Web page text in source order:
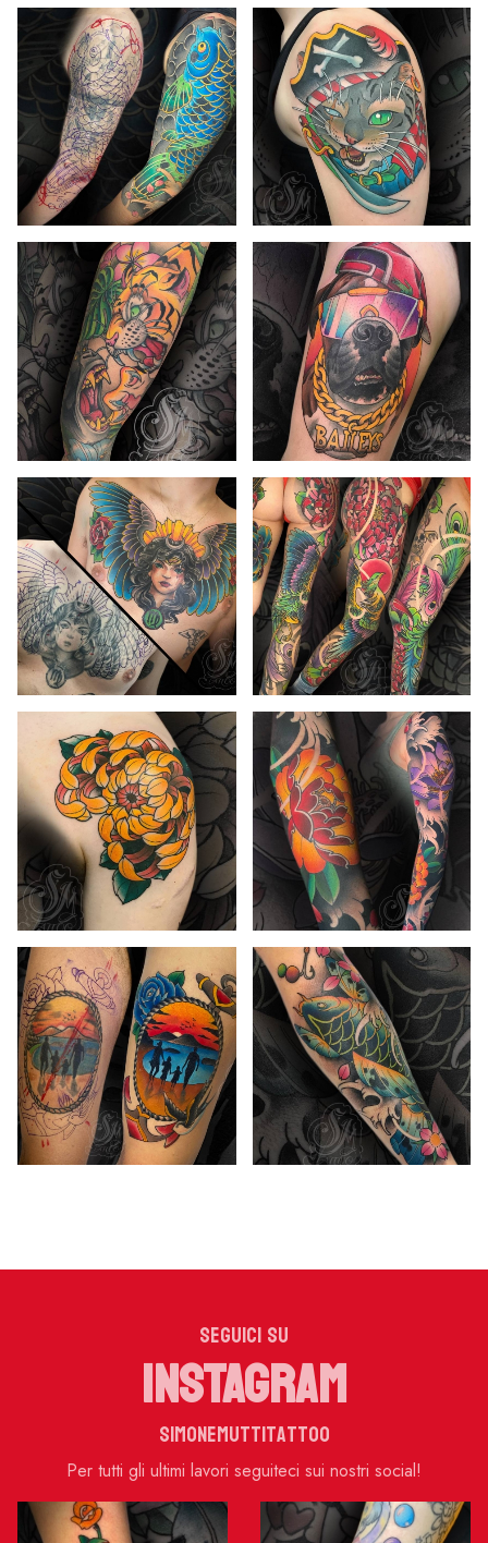
SEGUICI SU
INSTAGRAM
simonemuttitattoo
Per tutti gli ultimi lavori seguiteci sui nostri social!